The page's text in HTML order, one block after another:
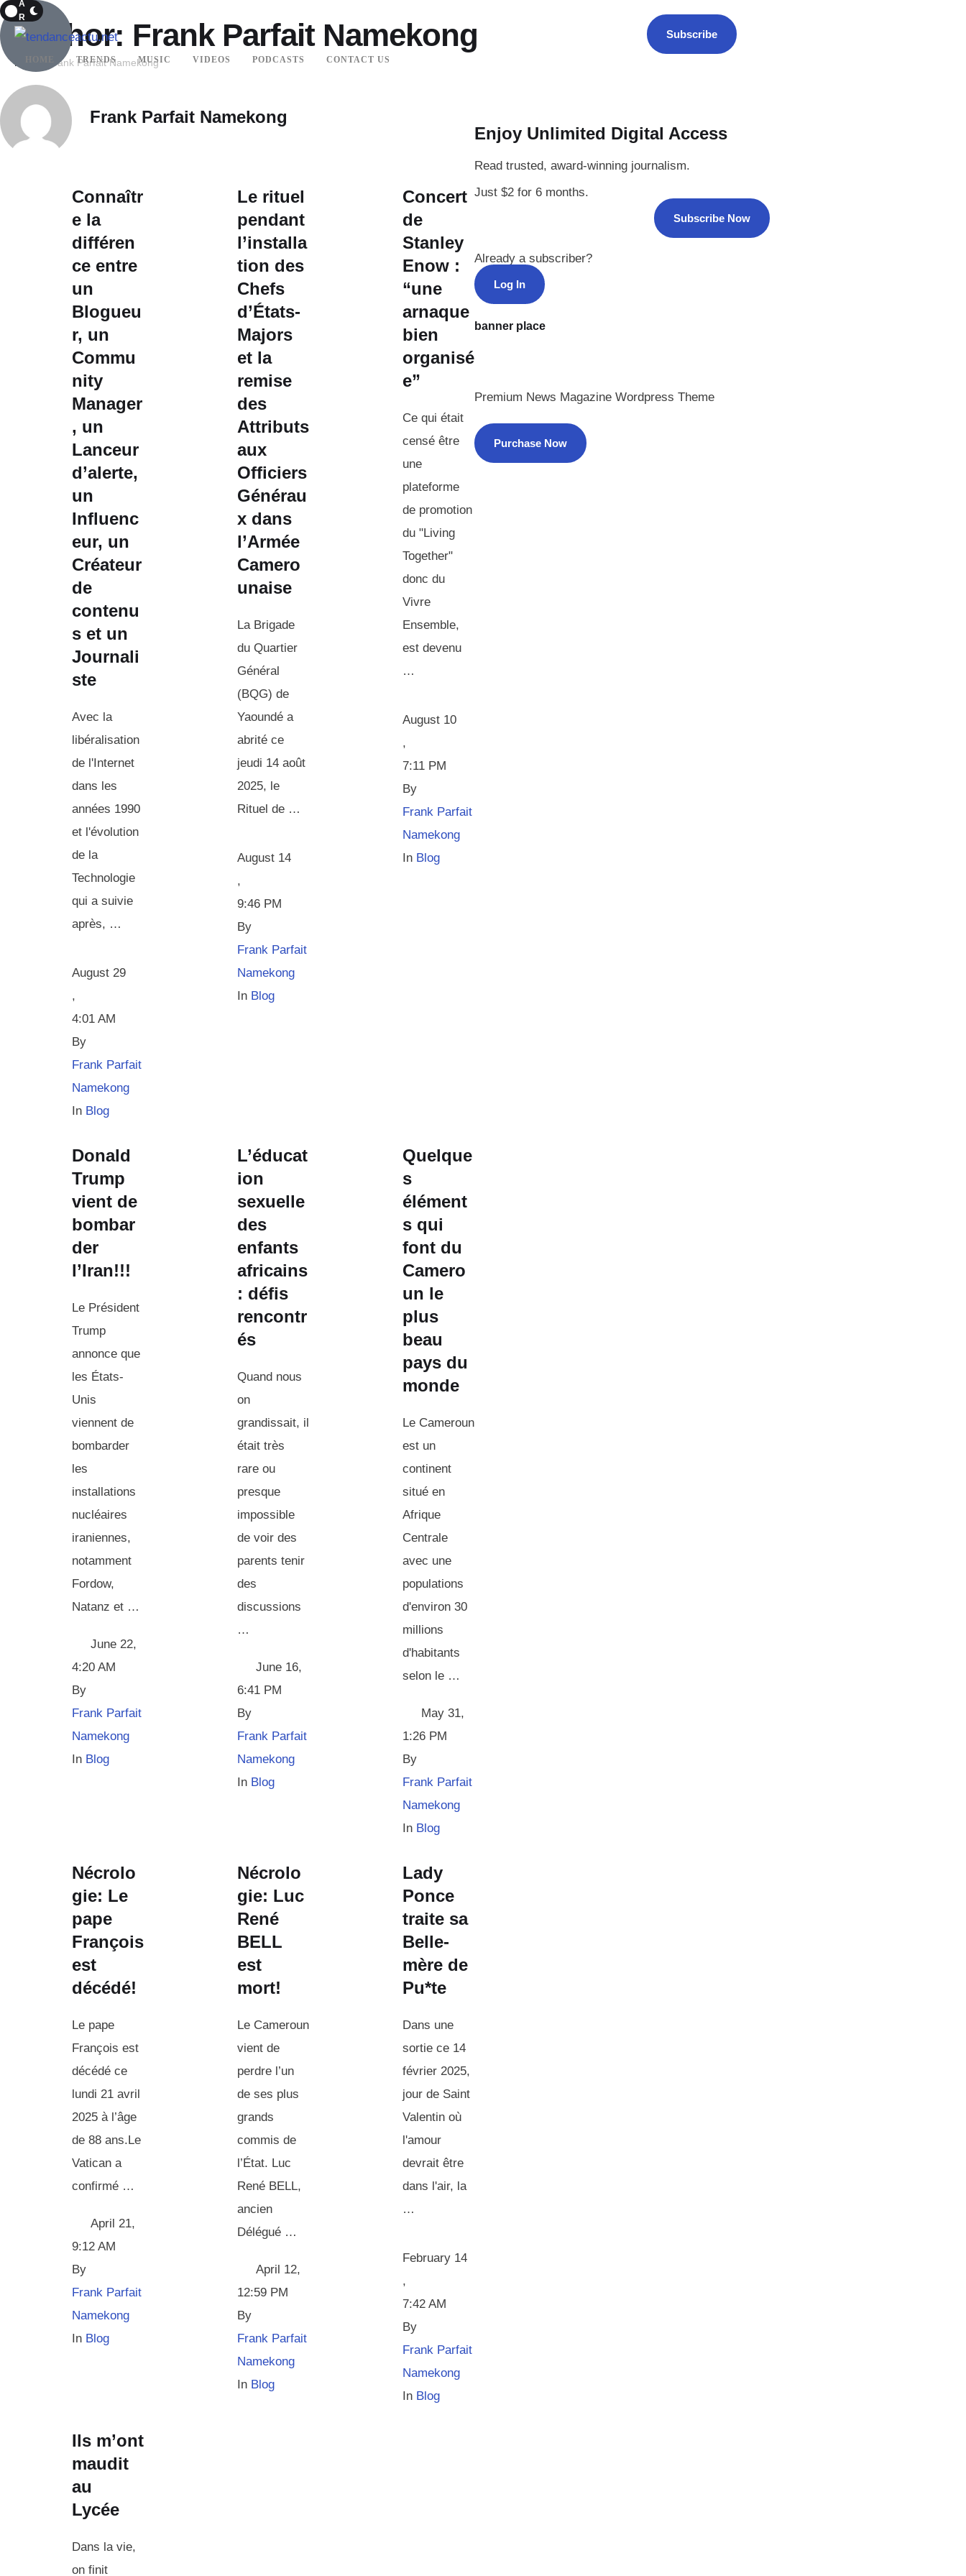
A
R
K
HOME TRENDS MUSIC VIDEOS PODCASTS CONTACT US
Subscribe
Author: Frank Parfait Namekong
Home Frank Parfait Namekong
Frank Parfait Namekong
Connaîtr
e la
différen
ce entre
un
Blogueu
r, un
Commu
nity
Manager
, un
Lanceur
d’alerte,
un
Influenc
eur, un
Créateur
de
contenu
s et un
Journali
ste
Avec la
libéralisation
de l'Internet
dans les
années 1990
et l'évolution
de la
Technologie
qui a suivie
après, …
August 29
,
4:01 AM
By
Frank Parfait
Namekong
In Blog
Le rituel
pendant
l’installa
tion des
Chefs
d’États-
Majors
et la
remise
des
Attributs
aux
Officiers
Générau
x dans
l’Armée
Camero
unaise
La Brigade
du Quartier
Général
(BQG) de
Yaoundé a
abrité ce
jeudi 14 août
2025, le
Rituel de …
August 14
,
9:46 PM
By
Frank Parfait
Namekong
In Blog
Concert
de
Stanley
Enow :
“une
arnaque
bien
organisé
e”
Ce qui était
censé être
une
plateforme
de promotion
du "Living
Together"
donc du
Vivre
Ensemble,
est devenu
…
August 10
,
7:11 PM
By
Frank Parfait
Namekong
In Blog
Donald
Trump
vient de
bombar
der
l’Iran!!!
Le Président
Trump
annonce que
les États-
Unis
viennent de
bombarder
les
installations
nucléaires
iraniennes,
notamment
Fordow,
Natanz et …
June 22,
4:20 AM
By
Frank Parfait
Namekong
In Blog
L’éducat
ion
sexuelle
des
enfants
africains
: défis
rencontr
és
Quand nous
on
grandissait, il
était très
rare ou
presque
impossible
de voir des
parents tenir
des
discussions
…
June 16,
6:41 PM
By
Frank Parfait
Namekong
In Blog
Quelque
s
élément
s qui
font du
Camero
un le
plus
beau
pays du
monde
Le Cameroun
est un
continent
situé en
Afrique
Centrale
avec une
populations
d'environ 30
millions
d'habitants
selon le …
May 31,
1:26 PM
By
Frank Parfait
Namekong
In Blog
Nécrolo
gie: Le
pape
François
est
décédé!
Le pape
François est
décédé ce
lundi 21 avril
2025 à l’âge
de 88 ans.Le
Vatican a
confirmé …
April 21,
9:12 AM
By
Frank Parfait
Namekong
In Blog
Nécrolo
gie: Luc
René
BELL
est
mort!
Le Cameroun
vient de
perdre l’un
de ses plus
grands
commis de
l’État. Luc
René BELL,
ancien
Délégué …
April 12,
12:59 PM
By
Frank Parfait
Namekong
In Blog
Lady
Ponce
traite sa
Belle-
mère de
Pu*te
Dans une
sortie ce 14
février 2025,
jour de Saint
Valentin où
l'amour
devrait être
dans l'air, la
…
February 14
,
7:42 AM
By
Frank Parfait
Namekong
In Blog
Ils m’ont
maudit
au
Lycée
Dans la vie,
on finit
Enjoy Unlimited Digital Access
Read trusted, award-winning journalism.
Just $2 for 6 months.
Subscribe Now
Already a subscriber?
Log In
banner place
Premium News Magazine Wordpress Theme
Purchase Now